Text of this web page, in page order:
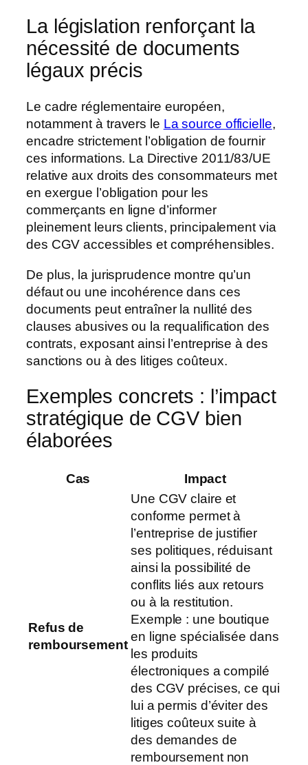
La législation renforçant la
nécessité de documents
légaux précis
Le cadre réglementaire européen,
notamment à travers le La source officielle,
encadre strictement l’obligation de fournir
ces informations. La Directive 2011/83/UE
relative aux droits des consommateurs met
en exergue l’obligation pour les
commerçants en ligne d’informer
pleinement leurs clients, principalement via
des CGV accessibles et compréhensibles.
De plus, la jurisprudence montre qu’un
défaut ou une incohérence dans ces
documents peut entraîner la nullité des
clauses abusives ou la requalification des
contrats, exposant ainsi l’entreprise à des
sanctions ou à des litiges coûteux.
Exemples concrets : l’impact
stratégique de CGV bien
élaborées
Cas Impact
Refus de
remboursement
Une CGV claire et
conforme permet à
l’entreprise de justifier
ses politiques, réduisant
ainsi la possibilité de
conflits liés aux retours
ou à la restitution.
Exemple : une boutique
en ligne spécialisée dans
les produits
électroniques a compilé
des CGV précises, ce qui
lui a permis d’éviter des
litiges coûteux suite à
des demandes de
remboursement non